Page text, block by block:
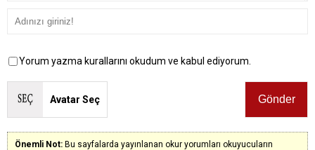
Yorum yazma kurallarını okudum ve kabul ediyorum.
Avatar Seç
Önemli Not: Bu sayfalarda yayınlanan okur yorumları okuyucuların